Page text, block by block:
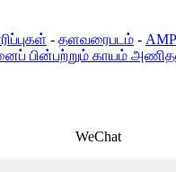
- தளவரைபடம் -
பின்பற்றும் காயம்
WeChat